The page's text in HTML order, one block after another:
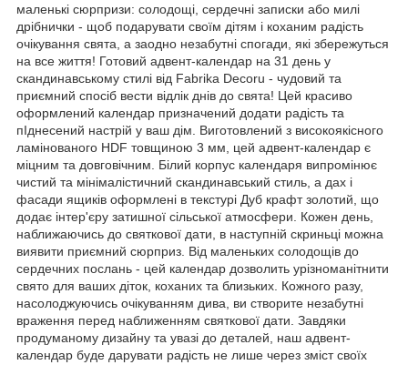
маленькі сюрпризи: солодощі, сердечні записки або милі
дрібнички - щоб подарувати своїм дітям і коханим радість
очікування свята, а заодно незабутні спогади, які збережуться
на все життя! Готовий адвент-календар на 31 день у
скандинавському стилі від Fabrika Decoru - чудовий та
приємний спосіб вести відлік днів до свята! Цей красиво
оформлений календар призначений додати радість та
пІднесений настрій у ваш дім. Виготовлений з високоякісного
ламінованого HDF товщиною 3 мм, цей адвент-календар є
міцним та довговічним. Білий корпус календаря випромінює
чистий та мінімалістичний скандинавський стиль, а дах і
фасади ящиків оформлені в текстурі Дуб крафт золотий, що
додає інтер'єру затишної сільської атмосфери. Кожен день,
наближаючись до святкової дати, в наступній скриньці можна
виявити приємний сюрприз. Від маленьких солодощів до
сердечних послань - цей календар дозволить урізноманітнити
свято для ваших діток, коханих та близьких. Кожного разу,
насолоджуючись очікуванням дива, ви створите незабутні
враження перед наближенням святкової дати. Завдяки
продуманому дизайну та увазі до деталей, наш адвент-
календар буде дарувати радість не лише через зміст своїх